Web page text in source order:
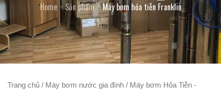
Home Sản phẩm Máy bơm hỏa tiễn Franklin
Trang chủ / Máy bơm nước gia đình / Máy bơm Hỏa Tiễn -